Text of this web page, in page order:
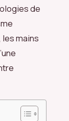
de
mains